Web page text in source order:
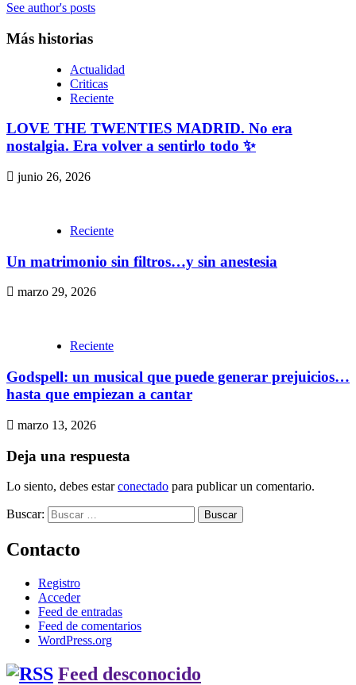
See author's posts
Más historias
Actualidad
Criticas
Reciente
LOVE THE TWENTIES MADRID. No era
nostalgia. Era volver a sentirlo todo ✨
junio 26, 2026
Reciente
Un matrimonio sin filtros…y sin anestesia
marzo 29, 2026
Reciente
Godspell: un musical que puede generar prejuicios…
hasta que empiezan a cantar
marzo 13, 2026
Deja una respuesta
Lo siento, debes estarconectado para publicar un comentario.
Buscar:
Contacto
Registro
Acceder
Feed de entradas
Feed de comentarios
WordPress.org
Feed desconocido